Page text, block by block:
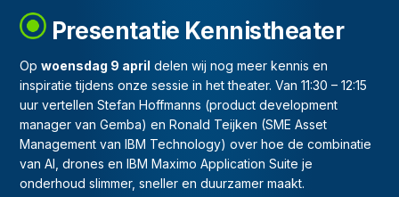
Presentatie Kennistheater
Opwoensdag 9 april delen wij nog meer kennis en
inspiratie tijdens onze sessie in het theater. Van 11:30 – 12:15
uur vertellen Stefan Hoffmanns (product development
manager van Gemba) en Ronald Teijken (SME Asset
Management van IBM Technology) over hoe de combinatie
van AI, drones en IBM Maximo Application Suite je
onderhoud slimmer, sneller en duurzamer maakt.